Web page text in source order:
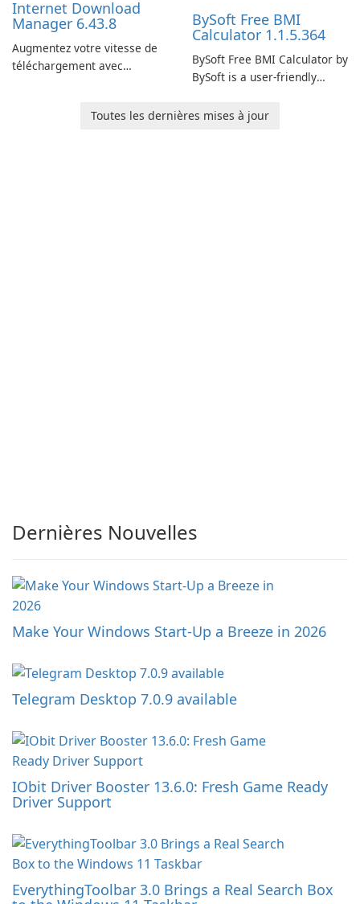
Internet Download
Manager 6.43.8
Augmentez votre vitesse de
téléchargement avec
BySoft Free BMI
Calculator 1.1.5.364
BySoft Free BMI Calculator by
BySoft is a user-friendly
designed to help you
Toutes les dernières mises à jour
Dernières Nouvelles
Make Your Windows Start-Up a Breeze in 2026
Telegram Desktop 7.0.9 available
IObit Driver Booster 13.6.0: Fresh Game Ready
Driver Support
EverythingToolbar 3.0 Brings a Real Search Box